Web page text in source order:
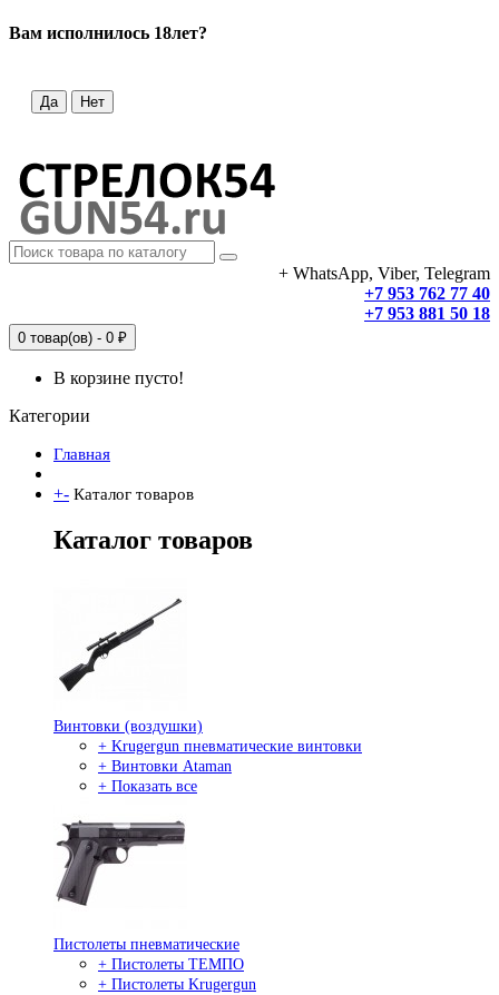
Вам исполнилось 18лет?
Да Нет
+ WhatsApp, Viber, Telegram
+7 953 762 77 40
+7 953 881 50 18
0 товар(ов) - 0 ₽
В корзине пусто!
Категории
Главная
+- Каталог товаров
Каталог товаров
Винтовки (воздушки)
+ Krugergun пневматические винтовки
+ Винтовки Ataman
+ Показать все
Пистолеты пневматические
+ Пистолеты ТЕМПО
+ Пистолеты Krugergun